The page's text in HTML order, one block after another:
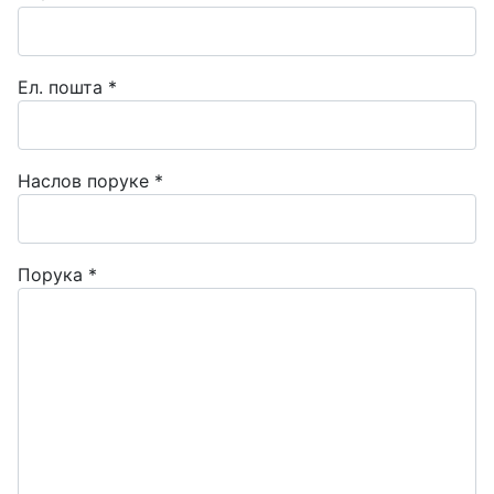
Ел. пошта *
Наслов поруке *
Порука *